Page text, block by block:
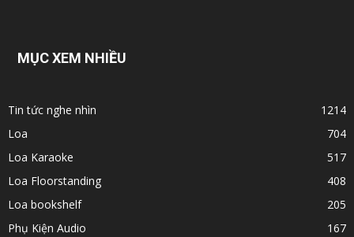
MỤC XEM NHIỀU
Tin tức nghe nhìn
1214
Loa
704
Loa Karaoke
517
Loa Floorstanding
408
Loa bookshelf
205
Phụ Kiện Audio
167